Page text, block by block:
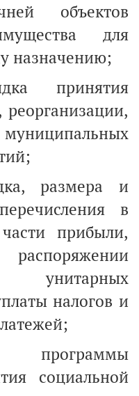
объектов
для
назначению;
принятия
размера и
в
прибыли,
унитарных
налогов и
социальной